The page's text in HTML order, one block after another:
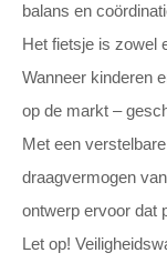
balans en
Het fietsje is zowel
Wanneer kinderen
op de markt –
Met een
draagvermogen
ontwerp ervoor dat
Let op!